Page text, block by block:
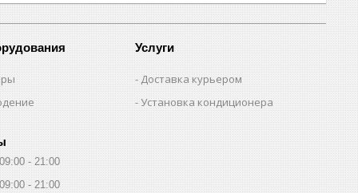
Услуги
Доставка курьером
Установка кондиционера
09:00
21:00
09:00 21:00